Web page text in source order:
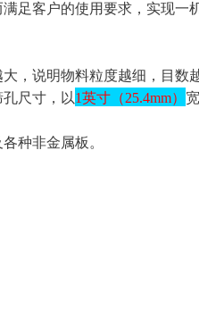
足客户的使用要求，实现一
，说明物料粒度越细，目数
尺寸，以1英寸（25.4mm）
种非金属板。